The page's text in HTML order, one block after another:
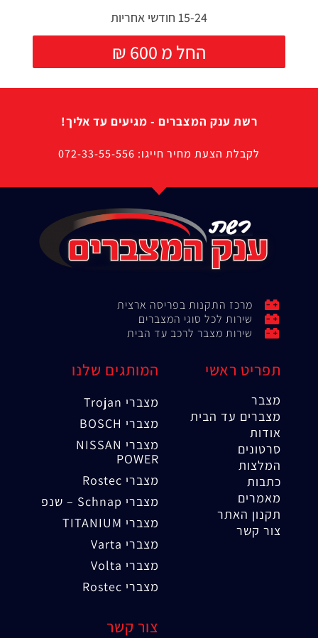
15-24 חודשי אחריות
₪ החל מ 600
רשת ענק המצברים - מגיעים עד אליך!
לקבלת הצעת מחיר חייגו: 072-33-55-556
מרכז התקנות בפריסה ארצית
שירות לכל סוגי המצברים
שירות מצבר לרכב עד הבית
תפריט ראשי
מצבר
מצברים עד הבית
אודות
סרטונים
המלצות
כתבות
מאמרים
תקנון האתר
צור קשר
המותגים שלנו
מצברי Trojan
מצברי BOSCH
מצברי NISSAN
POWER
מצברי Rostec
מצברי Schnap – שנפ
מצברי TITANIUM
מצברי Varta
מצברי Volta
מצברי Rostec
צור קשר